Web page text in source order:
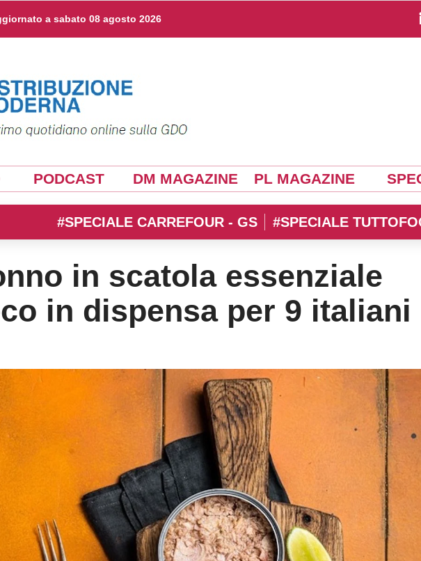
a sabato 08 agosto 2026
PODCAST DM MAGAZINE PL MAGAZINE
#SPECIALE CARREFOUR - GS #SPECIALE
in scatola essenziale
in dispensa per 9 italiani